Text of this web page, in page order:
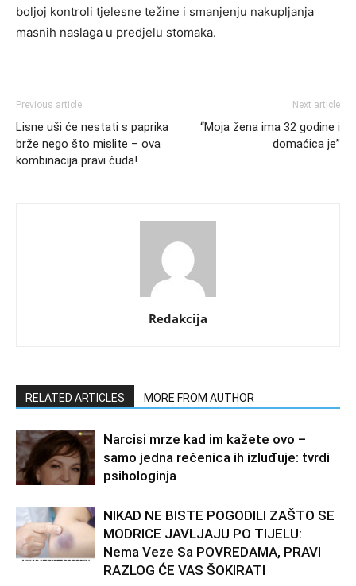
boljoj kontroli tjelesne težine i smanjenju nakupljanja
masnih naslaga u predjelu stomaka.
Previous article
Lisne uši će nestati s paprika
brže nego što mislite – ova
kombinacija pravi čuda!
Next article
“Moja žena ima 32 godine i
domaćica je”
Redakcija
RELATED ARTICLES MORE FROM AUTHOR
Narcisi mrze kad im kažete ovo –
samo jedna rečenica ih izluđuje: tvrdi
psihologinja
NIKAD NE BISTE POGODILI ZAŠTO SE
MODRICE JAVLJAJU PO TIJELU:
Nema Veze Sa POVREDAMA, PRAVI
RAZLOG ĆE VAS ŠOKIRATI